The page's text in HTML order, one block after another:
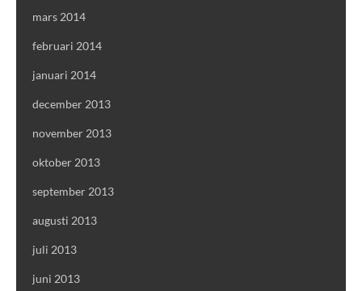
mars 2014
februari 2014
januari 2014
december 2013
november 2013
oktober 2013
september 2013
augusti 2013
juli 2013
juni 2013